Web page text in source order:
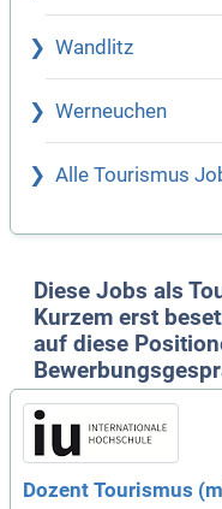
Wandlitz
Werneuchen
Alle Tourismus
Diese Jobs als
Kurzem erst
auf diese
Dozent Tourismus